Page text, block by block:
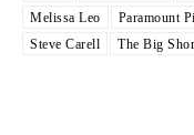
Melissa Leo
Paramount
Steve Carell
The Big